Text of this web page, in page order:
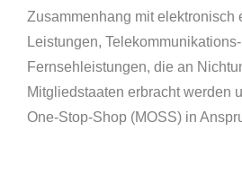
Zusammenhang mit elektronisch
Leistungen,
Fernsehleistungen, die an
Mitgliedstaaten erbracht werden
One-Stop-Shop (MOSS) in